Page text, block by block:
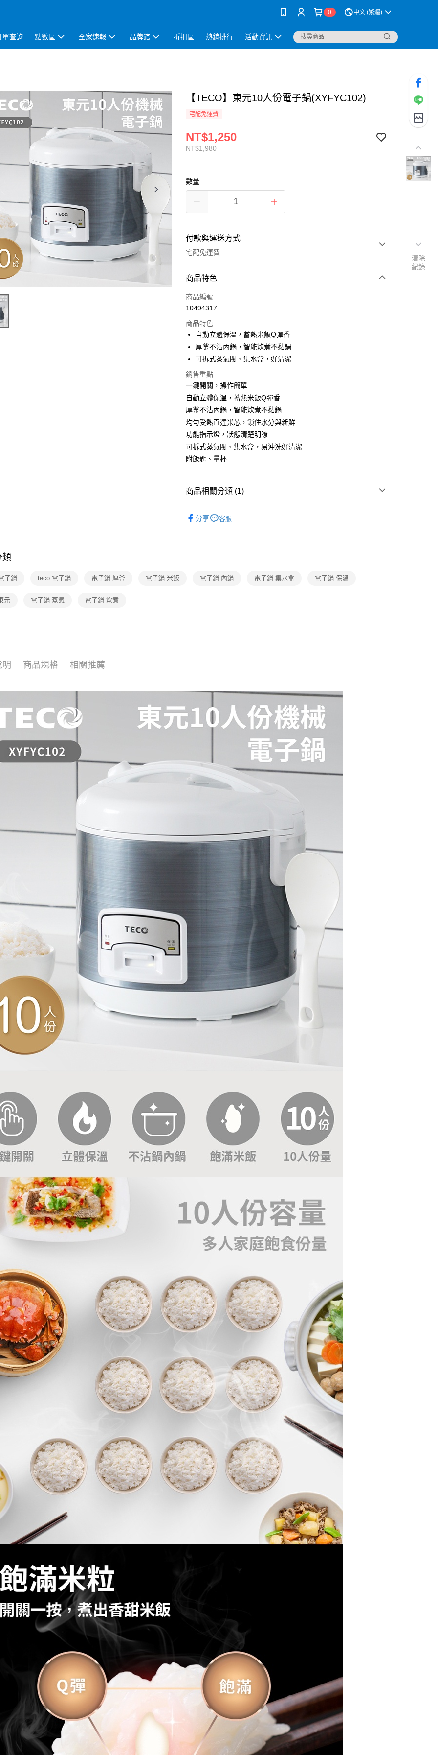
0 中文 (繁體)
單查詢 點數區 全家速報 品牌館 折扣區 熱銷排行 活動資訊
【TECO】東元10人份電子鍋(XYFYC102)
宅配免運費
NT$1,980
NT$1,250
數量
付款與運送方式
宅配免運費
付款方式
全家線上支付
運送方式
本島宅配-活動商品
免運費
離島宅配-常溫商品
免運費
商品特色
商品編號
10494317
商品特色
自動立體保溫，蓄熱米飯Q彈香
厚釜不沾內鍋，智能炊煮不黏鍋
可拆式蒸氣閥、集水盒，好清潔
銷售重點
一鍵開關，操作簡單
自動立體保溫，蓄熱米飯Q彈香
厚釜不沾內鍋，智能炊煮不黏鍋
均勻受熱直達米芯，鎖住水分與新鮮
功能指示燈，狀態清楚明瞭
可拆式蒸氣閥、集水盒，易沖洗好清潔
附飯匙、量杯
商品相關分類 (1)
分享
客服
類
子鍋 teco 電子鍋 電子鍋 厚釜 電子鍋 米飯 電子鍋 內鍋 電子鍋 集水盒 電子鍋 保溫
元 電子鍋 蒸氣 電子鍋 炊煮
明 商品規格 相關推薦
清除
紀錄